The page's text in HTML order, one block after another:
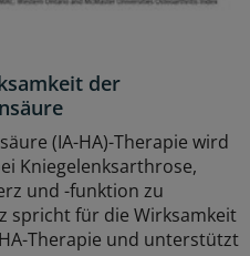
der
(IA-HA)-Therapie wird
Kniegelenksarthrose,
und -funktion zu
spricht für die Wirksamkeit
Therapie und unterstützt